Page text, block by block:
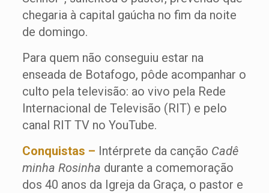
chegaria à capital gaúcha no fim da noite
de domingo.
Para quem não conseguiu estar na
enseada de Botafogo, pôde acompanhar o
culto pela televisão: ao vivo pela Rede
Internacional de Televisão (RIT) e pelo
canal RIT TV no YouTube.
Conquistas – Intérprete da canção Cadê
minha Rosinha durante a comemoração
dos 40 anos da Igreja da Graça, o pastor e